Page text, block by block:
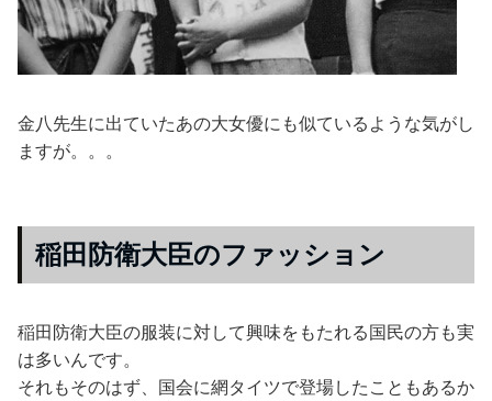
金八先生に出ていたあの大女優にも似ているような気がし
ますが。。。
稲田防衛大臣のファッション
稲田防衛大臣の服装に対して興味をもたれる国民の方も実
は多いんです。
それもそのはず、国会に網タイツで登場したこともあるか